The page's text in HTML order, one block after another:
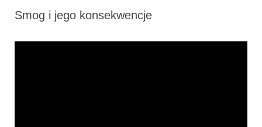
Smog i jego konsekwencje